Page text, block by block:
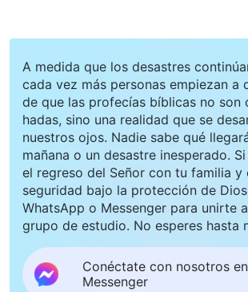
A medida que los desastres
cada vez más personas empiezan a
de que las profecías bíblicas no son
hadas, sino una realidad que se
nuestros ojos. Nadie sabe qué
mañana o un desastre inesperado.
el regreso del Señor con tu familia y
seguridad bajo la protección de
WhatsApp o Messenger para unirte
grupo de estudio. No esperes hasta
Conéctate con nosotros en
Messenger